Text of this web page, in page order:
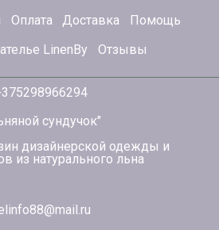
Оплата Доставка
Помощь
LinenBy
Отзывы
сундучок"
дизайнерской одежды и
из натурального льна